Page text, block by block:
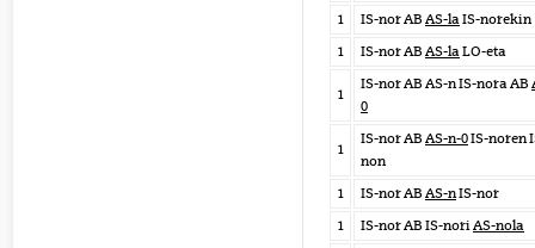
1
IS-nor AB AS-laIS-norekin
1
IS-nor AB AS-laLO-eta
1
IS-nor AB AS-n IS-nora AB
0
1
IS-nor AB AS-n-0IS-noren
non
1
IS-nor AB AS-nIS-nor
1
IS-nor AB IS-noriAS-nola